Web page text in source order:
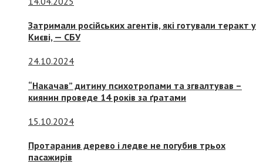
Затримали російських агентів, які готували теракт у
Києві, — СБУ
24.10.2024
“Накачав” дитину психотропами та згвалтував –
киянин проведе 14 років за ґратами
15.10.2024
Протаранив дерево і ледве не погубив трьох
пасажирів